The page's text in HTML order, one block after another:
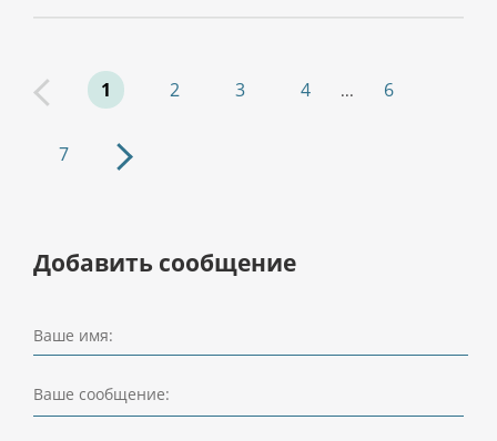
1 2 3 4 ... 6
7
Добавить сообщение
Ваше имя:
Ваше сообщение: